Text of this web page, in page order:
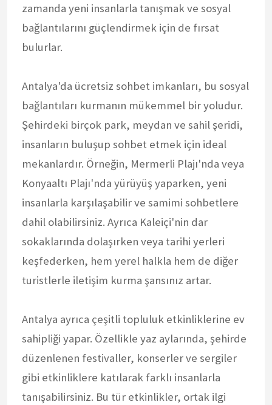
zamanda yeni insanlarla tanışmak ve sosyal
bağlantılarını güçlendirmek için de fırsat
bulurlar.
Antalya'da ücretsiz sohbet imkanları, bu sosyal
bağlantıları kurmanın mükemmel bir yoludur.
Şehirdeki birçok park, meydan ve sahil şeridi,
insanların buluşup sohbet etmek için ideal
mekanlardır. Örneğin, Mermerli Plajı'nda veya
Konyaaltı Plajı'nda yürüyüş yaparken, yeni
insanlarla karşılaşabilir ve samimi sohbetlere
dahil olabilirsiniz. Ayrıca Kaleiçi'nin dar
sokaklarında dolaşırken veya tarihi yerleri
keşfederken, hem yerel halkla hem de diğer
turistlerle iletişim kurma şansınız artar.
Antalya ayrıca çeşitli topluluk etkinliklerine ev
sahipliği yapar. Özellikle yaz aylarında, şehirde
düzenlenen festivaller, konserler ve sergiler
gibi etkinliklere katılarak farklı insanlarla
tanışabilirsiniz. Bu tür etkinlikler, ortak ilgi